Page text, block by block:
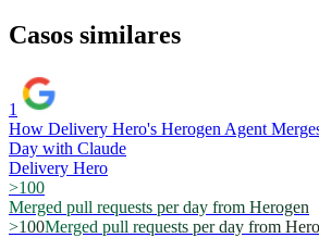
Casos similares
1
How Delivery Hero's Herogen Agent
Day with Claude
Delivery Hero
>100
Merged pull requests per day from Herogen
>100Merged pull requests per day from